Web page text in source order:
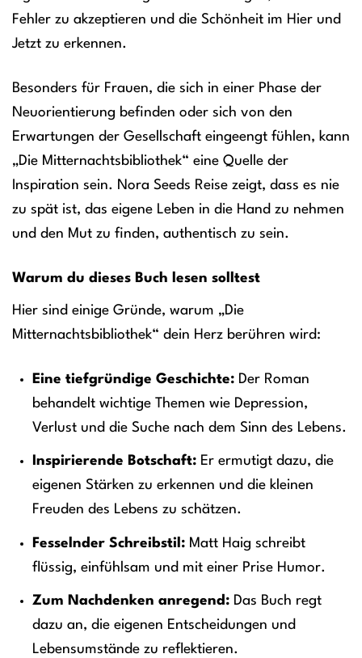
Fehler zu akzeptieren und die Schönheit im Hier und
Jetzt zu erkennen.
Besonders für Frauen, die sich in einer Phase der
Neuorientierung befinden oder sich von den
Erwartungen der Gesellschaft eingeengt fühlen, kann
„Die Mitternachtsbibliothek“ eine Quelle der
Inspiration sein. Nora Seeds Reise zeigt, dass es nie
zu spät ist, das eigene Leben in die Hand zu nehmen
und den Mut zu finden, authentisch zu sein.
Warum du dieses Buch lesen solltest
Hier sind einige Gründe, warum „Die
Mitternachtsbibliothek“ dein Herz berühren wird:
Eine tiefgründige Geschichte:Der Roman
behandelt wichtige Themen wie Depression,
Verlust und die Suche nach dem Sinn des Lebens.
Inspirierende Botschaft:Er ermutigt dazu, die
eigenen Stärken zu erkennen und die kleinen
Freuden des Lebens zu schätzen.
Fesselnder Schreibstil:Matt Haig schreibt
flüssig, einfühlsam und mit einer Prise Humor.
Zum Nachdenken anregend:Das Buch regt
dazu an, die eigenen Entscheidungen und
Lebensumstände zu reflektieren.